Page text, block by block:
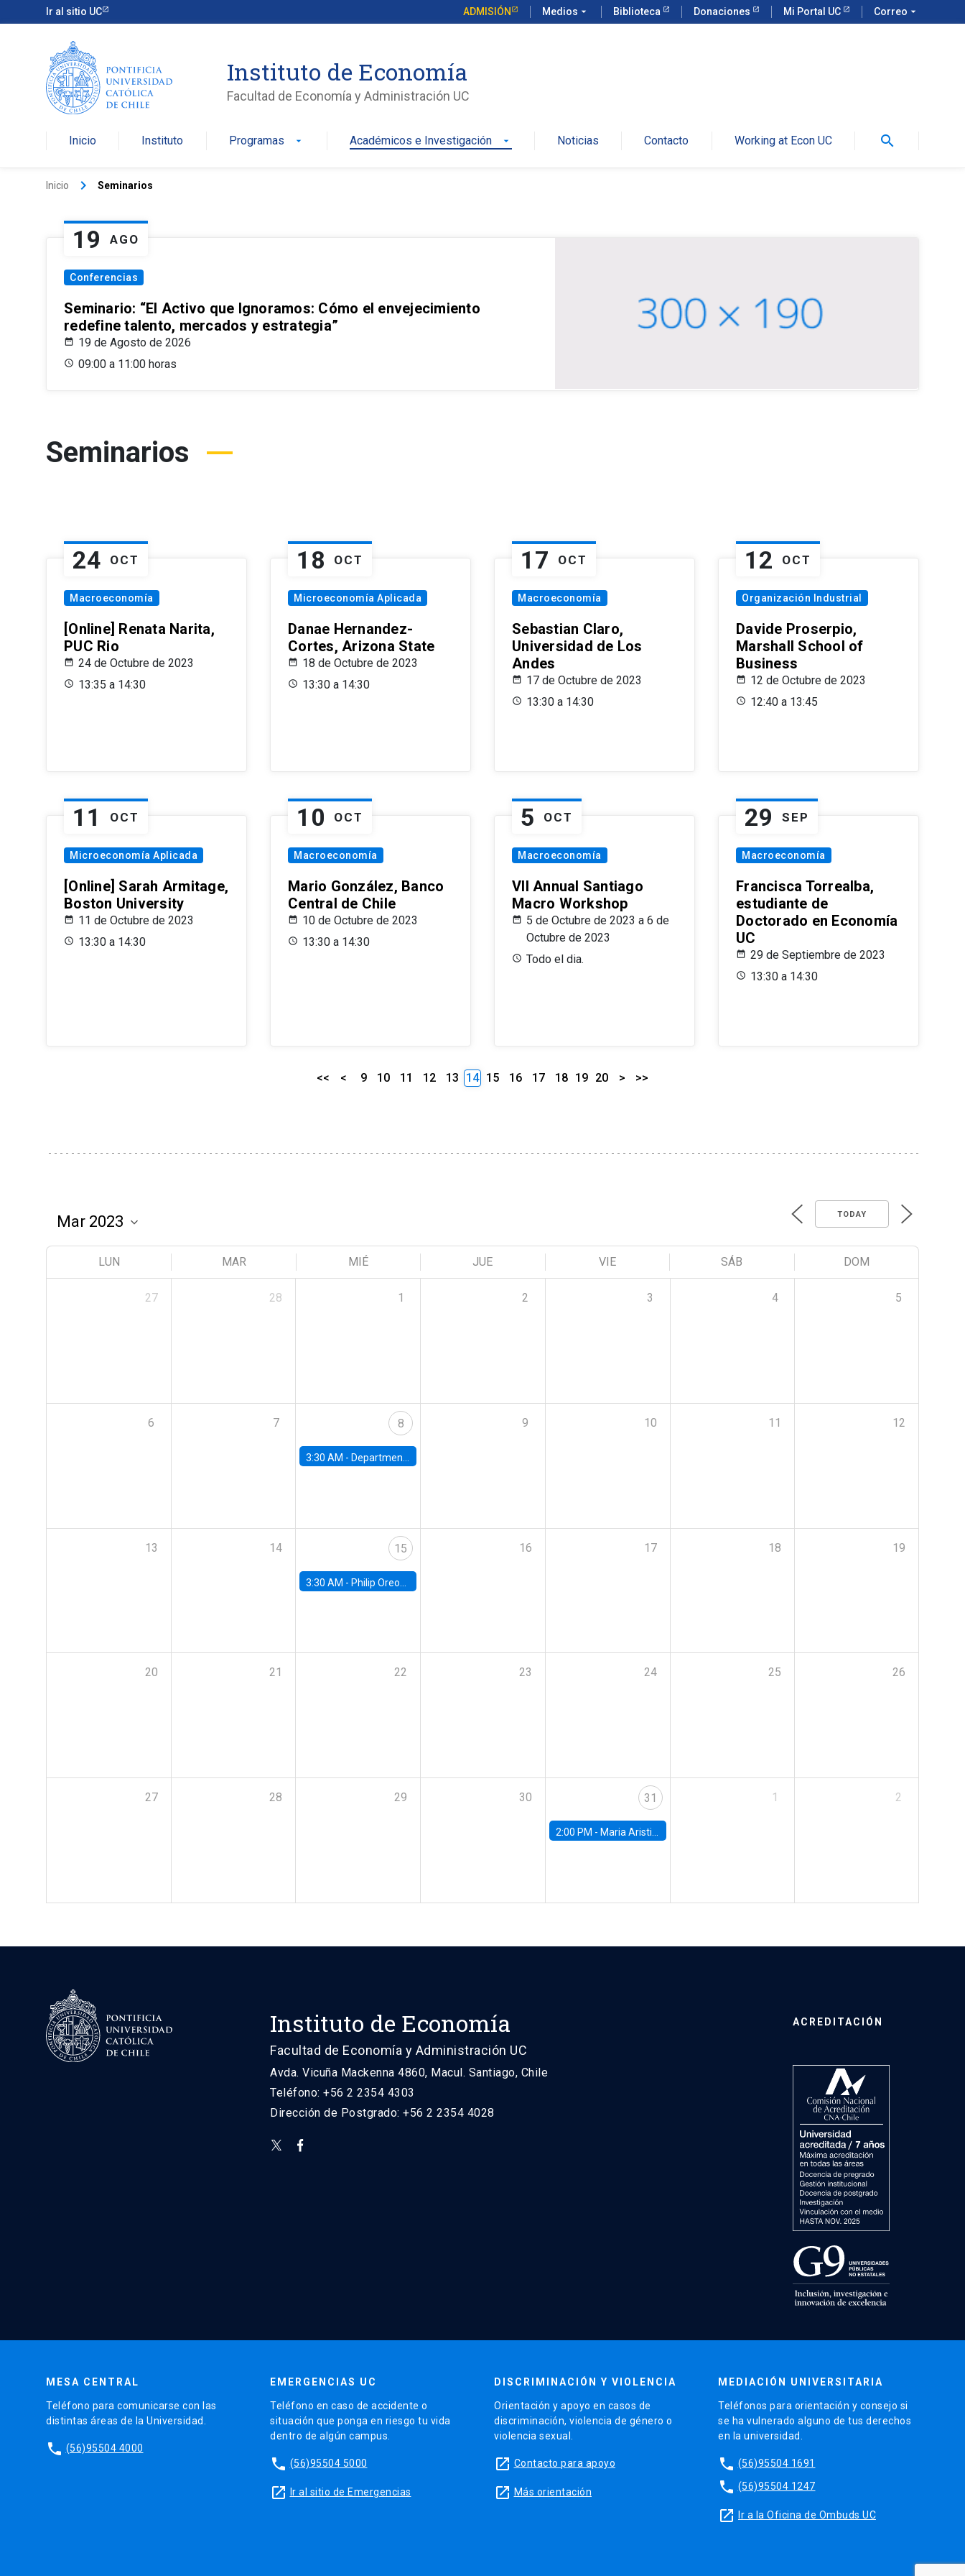
Ir al sitio UC ADMISIÓN Medios arrow_drop_down Biblioteca Donaciones Mi Portal UC Correo arrow_drop_down
Instituto de Economía
Facultad de Economía y Administración UC
Inicio Instituto Programas arrow_drop_down Académicos e Investigación arrow_drop_down Noticias Contacto Working at Econ UC search
Inicio keyboard_arrow_right Seminarios
19 AGO
Conferencias
Seminario: “El Activo que Ignoramos: Cómo el envejecimiento
redefine talento, mercados y estrategia”
19 de Agosto de 2026
09:00 a 11:00 horas
Seminarios
24 OCT
Macroeconomía
[Online] Renata Narita,
PUC Rio
24 de Octubre de 2023
13:35 a 14:30
18 OCT
Microeconomía Aplicada
Danae Hernandez-
Cortes, Arizona State
18 de Octubre de 2023
13:30 a 14:30
17 OCT
Macroeconomía
Sebastian Claro,
Universidad de Los
Andes
17 de Octubre de 2023
13:30 a 14:30
12 OCT
Organización Industrial
Davide Proserpio,
Marshall School of
Business
12 de Octubre de 2023
12:40 a 13:45
11 OCT
Microeconomía Aplicada
[Online] Sarah Armitage,
Boston University
11 de Octubre de 2023
13:30 a 14:30
10 OCT
Macroeconomía
Mario González, Banco
Central de Chile
10 de Octubre de 2023
13:30 a 14:30
5 OCT
Macroeconomía
VII Annual Santiago
Macro Workshop
5 de Octubre de 2023 a 6 de
Octubre de 2023
Todo el dia.
29 SEP
Macroeconomía
Francisca Torrealba,
estudiante de
Doctorado en Economía
UC
29 de Septiembre de 2023
13:30 a 14:30
<< < 9 10 11 12 13 14 15 16 17 18 19 20 > >>
TODAY
LUN MAR MIÉ JUE VIE SÁB DOM
27 28 1 2 3 4 5
6 7 8
3:30 AM - Department Seminar: James Robinson
9 10 11 12
13 14 15
3:30 AM - Philip Oreopolous, University of Toronto
16 17 18 19
20 21 22 23 24 25 26
27 28 29 30 31
2:00 PM - Maria Aristizabal-Ramirez, FED Board
1 2
Instituto de Economía
Facultad de Economía y Administración UC
Avda. Vicuña Mackenna 4860, Macul. Santiago, Chile
Teléfono: +56 2 2354 4303
Dirección de Postgrado: +56 2 2354 4028
ACREDITACIÓN
MESA CENTRAL
Teléfono para comunicarse con las
distintas áreas de la Universidad.
phone (56)95504 4000
EMERGENCIAS UC
Teléfono en caso de accidente o
situación que ponga en riesgo tu vida
dentro de algún campus.
phone (56)95504 5000
launch Ir al sitio de Emergencias
DISCRIMINACIÓN Y VIOLENCIA
Orientación y apoyo en casos de
discriminación, violencia de género o
violencia sexual.
launch Contacto para apoyo
launch Más orientación
MEDIACIÓN UNIVERSITARIA
Teléfonos para orientación y consejo si
se ha vulnerado alguno de tus derechos
en la universidad.
phone (56)95504 1691
phone (56)95504 1247
launch Ir a la Oficina de Ombuds UC